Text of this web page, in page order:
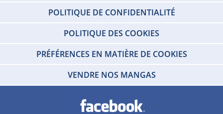
POLITIQUE DE CONFIDENTIALITÉ
POLITIQUE DES COOKIES
PRÉFÉRENCES EN MATIÈRE DE COOKIES
VENDRE NOS MANGAS